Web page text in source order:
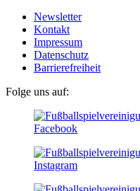
Newsletter
Kontakt
Impressum
Datenschutz
Barrierefreiheit
Folge uns auf: